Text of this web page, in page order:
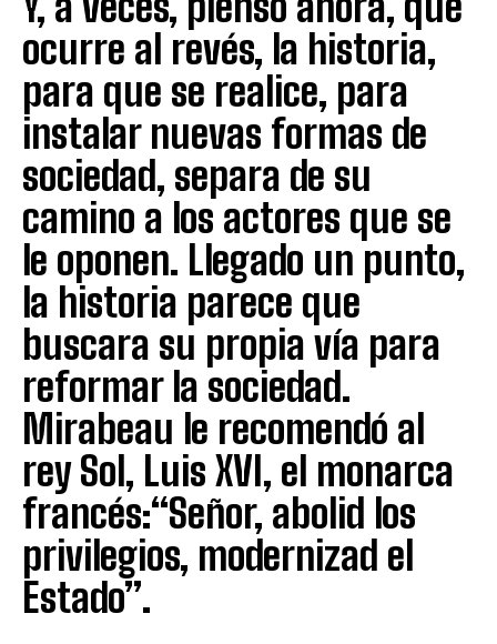
ocurre al revés, la historia,
para que se realice, para
instalar nuevas formas de
sociedad, separa de su
camino a los actores que se
le oponen. Llegado un punto,
la historia parece que
buscara su propia vía para
reformar la sociedad.
Mirabeau le recomendó al
rey Sol, Luis XVI, el monarca
francés:“Señor, abolid los
privilegios, modernizad el
Estado”.